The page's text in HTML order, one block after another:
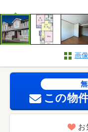
画
この物
お